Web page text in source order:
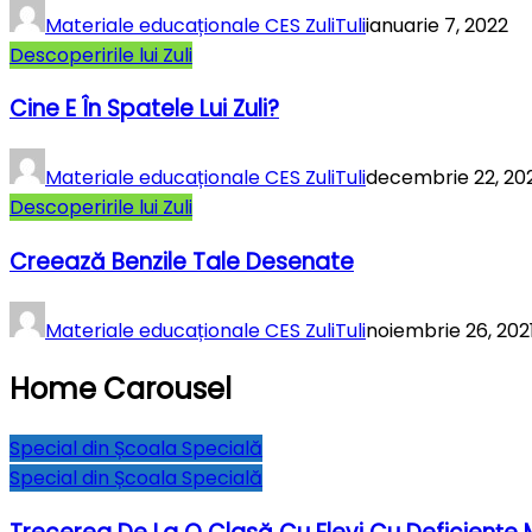
Materiale educaționale CES ZuliTuliianuarie 7, 2022
Descoperirile lui Zuli
Cine E În Spatele Lui Zuli?
Materiale educaționale CES ZuliTulidecembrie 22,
Descoperirile lui Zuli
Creează Benzile Tale Desenate
Materiale educaționale CES ZuliTulinoiembrie 26,
Home Carousel
Special din Școala Specială
Special din Școala Specială